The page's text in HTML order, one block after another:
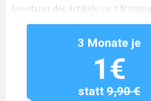
Lesedauer des Artikels: ca. 3 Minuten
3 Monate je
1€
statt9,90 €